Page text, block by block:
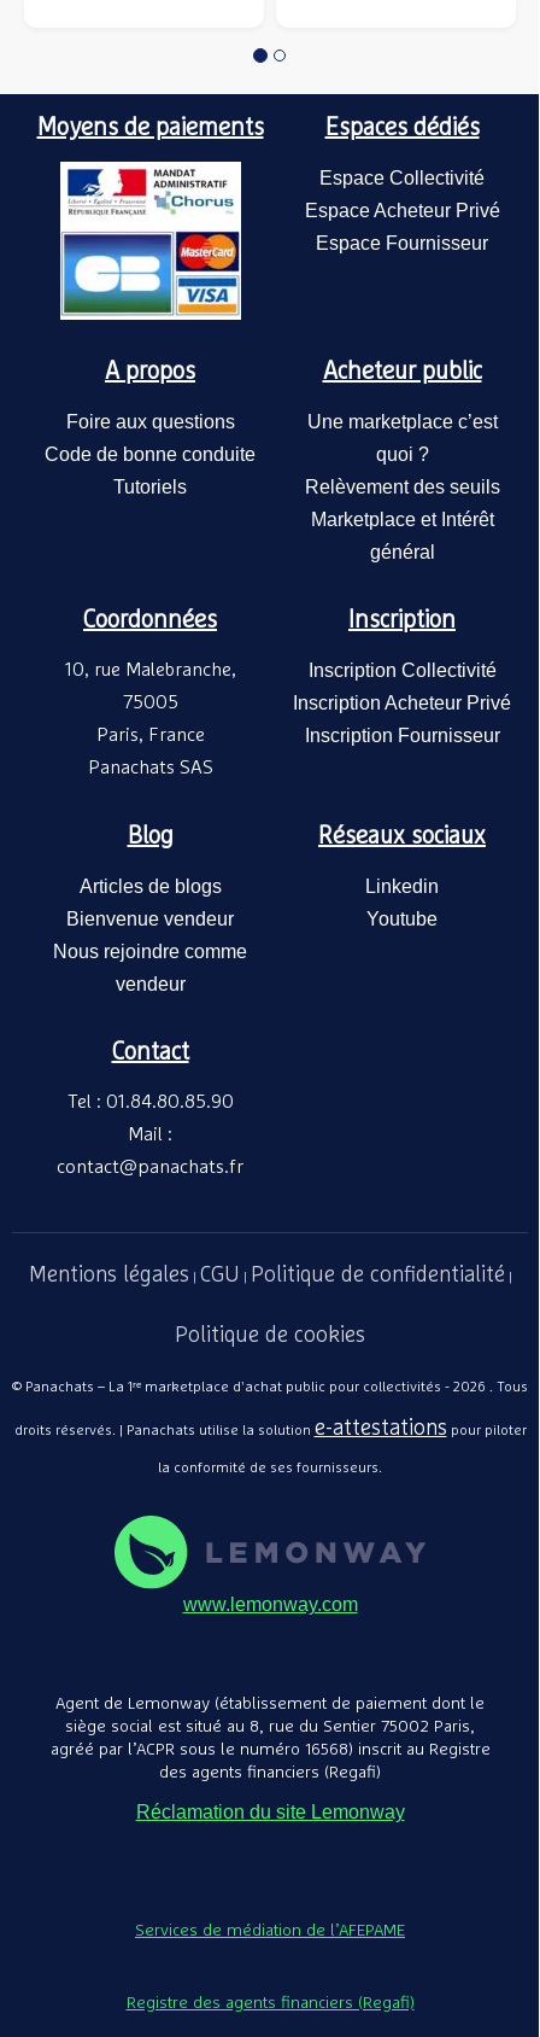
statique 4 x
faible hauteur
rampes à
tablettes -
4KIDS -
8 800,00€
Four mixte 7
GN1/1 -
Convotherm
Vesto
Sèche-linge
Moyens de paiements Espaces dédiés
Espace Collectivité
Espace Acheteur Privé
Espace Fournisseur
A propos
Foire aux questions
Code de bonne conduite
Tutoriels
Acheteur public
Une marketplace c’est
quoi ?
Relèvement des seuils
Marketplace et Intérêt
général
Coordonnées
10, rue Malebranche,
75005
Paris, France
Panachats SAS
Inscription
Inscription Collectivité
Inscription Acheteur Privé
Inscription Fournisseur
Blog
Articles de blogs
Bienvenue vendeur
Nous rejoindre comme
vendeur
Réseaux sociaux
Linkedin
Youtube
Contact
Tel : 01.84.80.85.90
Mail :
contact@panachats.fr
Mentions légales CGU Politique de confidentialité
Politique de cookies
© Panachats – La 1ʳᵉ marketplace d'achat public pour collectivités - 2026 . Tous
droits réservés. | Panachats utilise la solution e-attestations pour piloter
la conformité de ses fournisseurs.
www.lemonway.com
Agent de Lemonway (établissement de paiement dont le
siège social est situé au 8, rue du Sentier 75002 Paris,
agréé par l’ACPR sous le numéro 16568) inscrit au Registre
des agents financiers (Regafi)
Réclamation du site Lemonway
Services de médiation de l’AFEPAME
Registre des agents financiers (Regafi)